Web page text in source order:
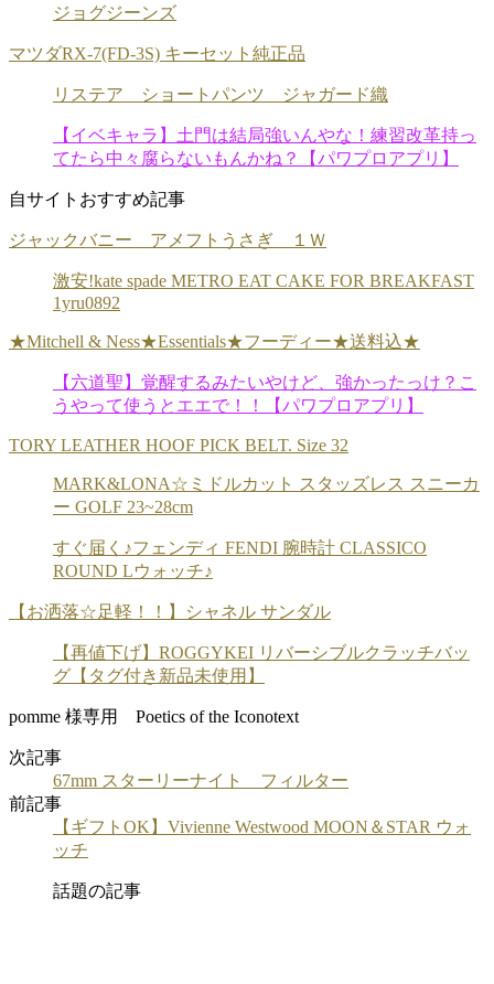
ジョグジーンズ
マツダRX-7(FD-3S) キーセット純正品
リステア ショートパンツ ジャガード織
【イベキャラ】土門は結局強いんやな！練習改革持っ
てたら中々腐らないもんかね？【パワプロアプリ】
自サイトおすすめ記事
ジャックバニー アメフトうさぎ １Ｗ
激安!kate spade METRO EAT CAKE FOR BREAKFAST
1yru0892
★Mitchell & Ness★Essentials★フーディー★送料込★
【六道聖】覚醒するみたいやけど、強かったっけ？こ
うやって使うとエエで！！【パワプロアプリ】
TORY LEATHER HOOF PICK BELT. Size 32
MARK&LONA☆ミドルカット スタッズレス スニーカ
ー GOLF 23~28cm
すぐ届く♪フェンディ FENDI 腕時計 CLASSICO
ROUND Lウォッチ♪
【お洒落☆足軽！！】シャネル サンダル
【再値下げ】ROGGYKEI リバーシブルクラッチバッ
グ【タグ付き新品未使用】
pomme 様専用 Poetics of the Iconotext
次記事
67mm スターリーナイト フィルター
前記事
【ギフトOK】Vivienne Westwood MOON＆STAR ウォ
ッチ
話題の記事